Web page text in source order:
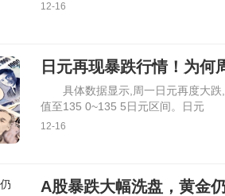
12-16
日元再现暴跌行情！为何
具体数据显示,周一日元再度大
值至135 0~135 5日元区间。日元
12-16
A股暴跌大幅洗盘，黄金